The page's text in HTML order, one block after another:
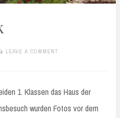
LEAVE A COMMENT
1. Klassen das Haus der
wurden Fotos vor dem